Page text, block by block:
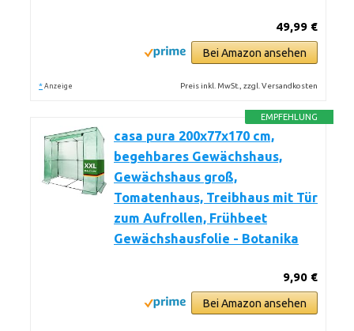
49,99 €
Bei Amazon ansehen
* Anzeige Preis inkl. MwSt., zzgl. Versandkosten
EMPFEHLUNG
casa pura 200x77x170 cm,
begehbares Gewächshaus,
Gewächshaus groß,
Tomatenhaus, Treibhaus mit Tür
zum Aufrollen, Frühbeet
Gewächshausfolie - Botanika
9,90 €
Bei Amazon ansehen